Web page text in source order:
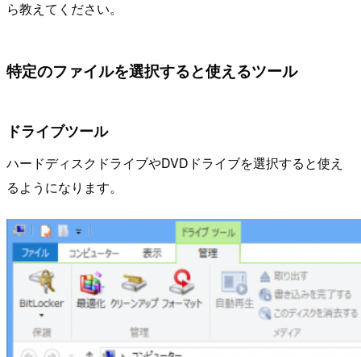
ら教えてください。
特定のファイルを選択すると使えるツール
ドライブツール
ハードディスクドライブやDVDドライブを選択すると使え
るようになります。